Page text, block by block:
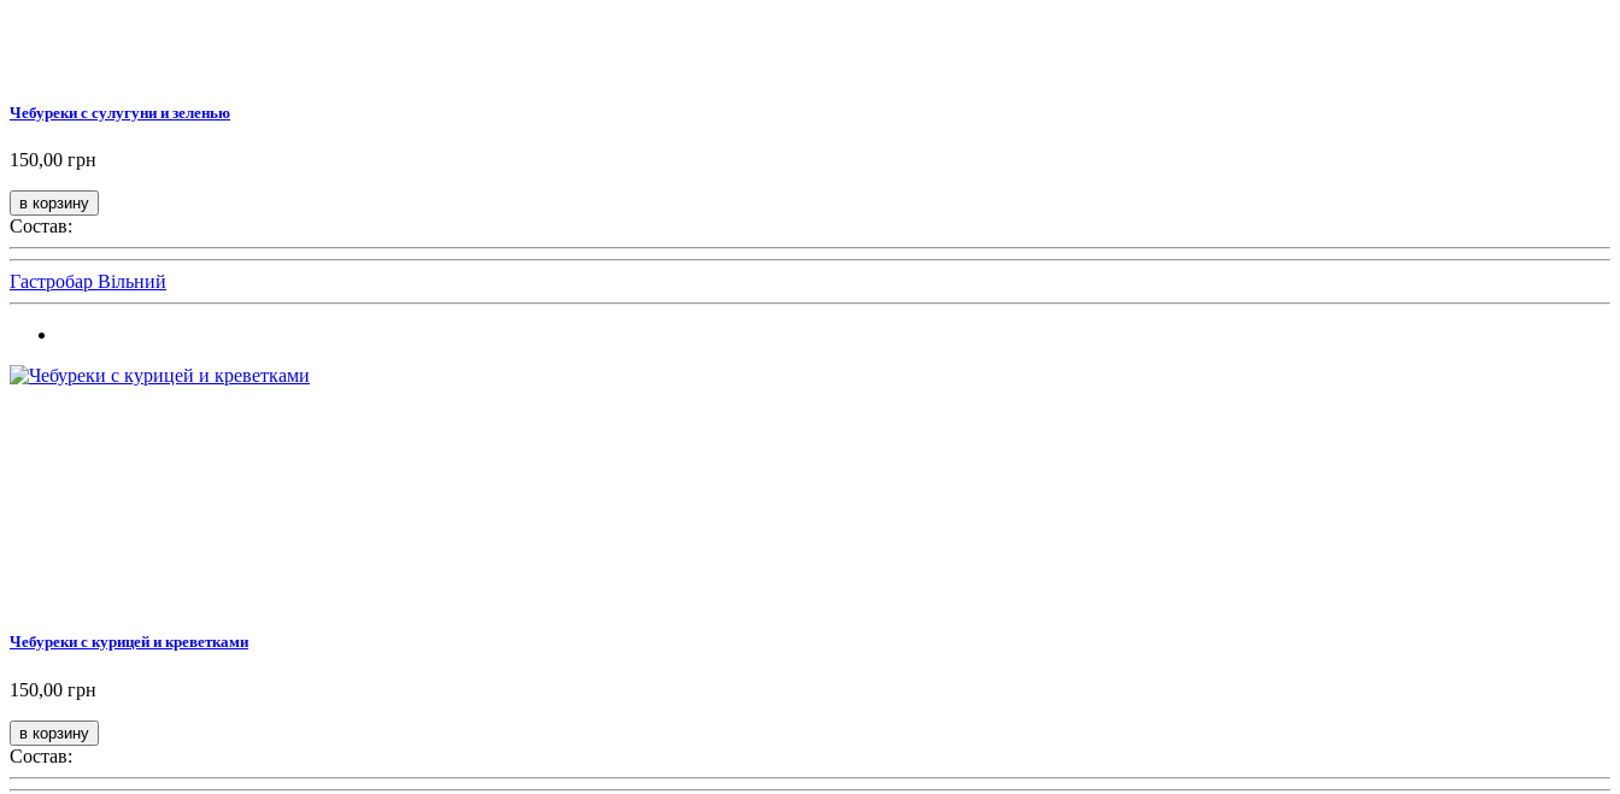
Чебуреки с сулугуни и зеленью
150,00 грн
Состав:
Гастробар Вільний
Чебуреки с курицей и креветками
150,00 грн
Состав: